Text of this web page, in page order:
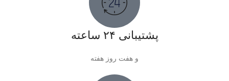
پشتیبانی ۲۴ ساعته
و هفت روز هفته